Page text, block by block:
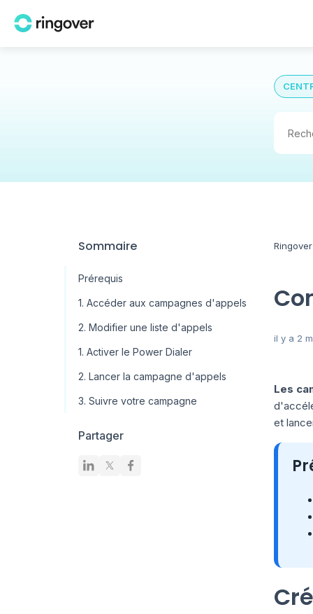
Sommaire
Prérequis
1. Accéder aux campagnes d'appels
2. Modifier une liste d'appels
1. Activer le Power Dialer
2. Lancer la campagne d'appels
3. Suivre votre campagne
Partager
il y a 2
Les
et